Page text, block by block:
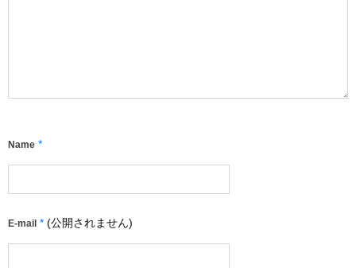
Name *
E-mail * (公開されません)